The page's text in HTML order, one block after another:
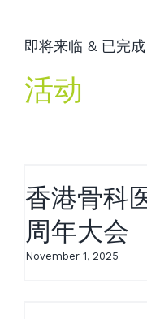
即将来临 & 已完成
活动
香港骨科
周年大会
November 1, 2025